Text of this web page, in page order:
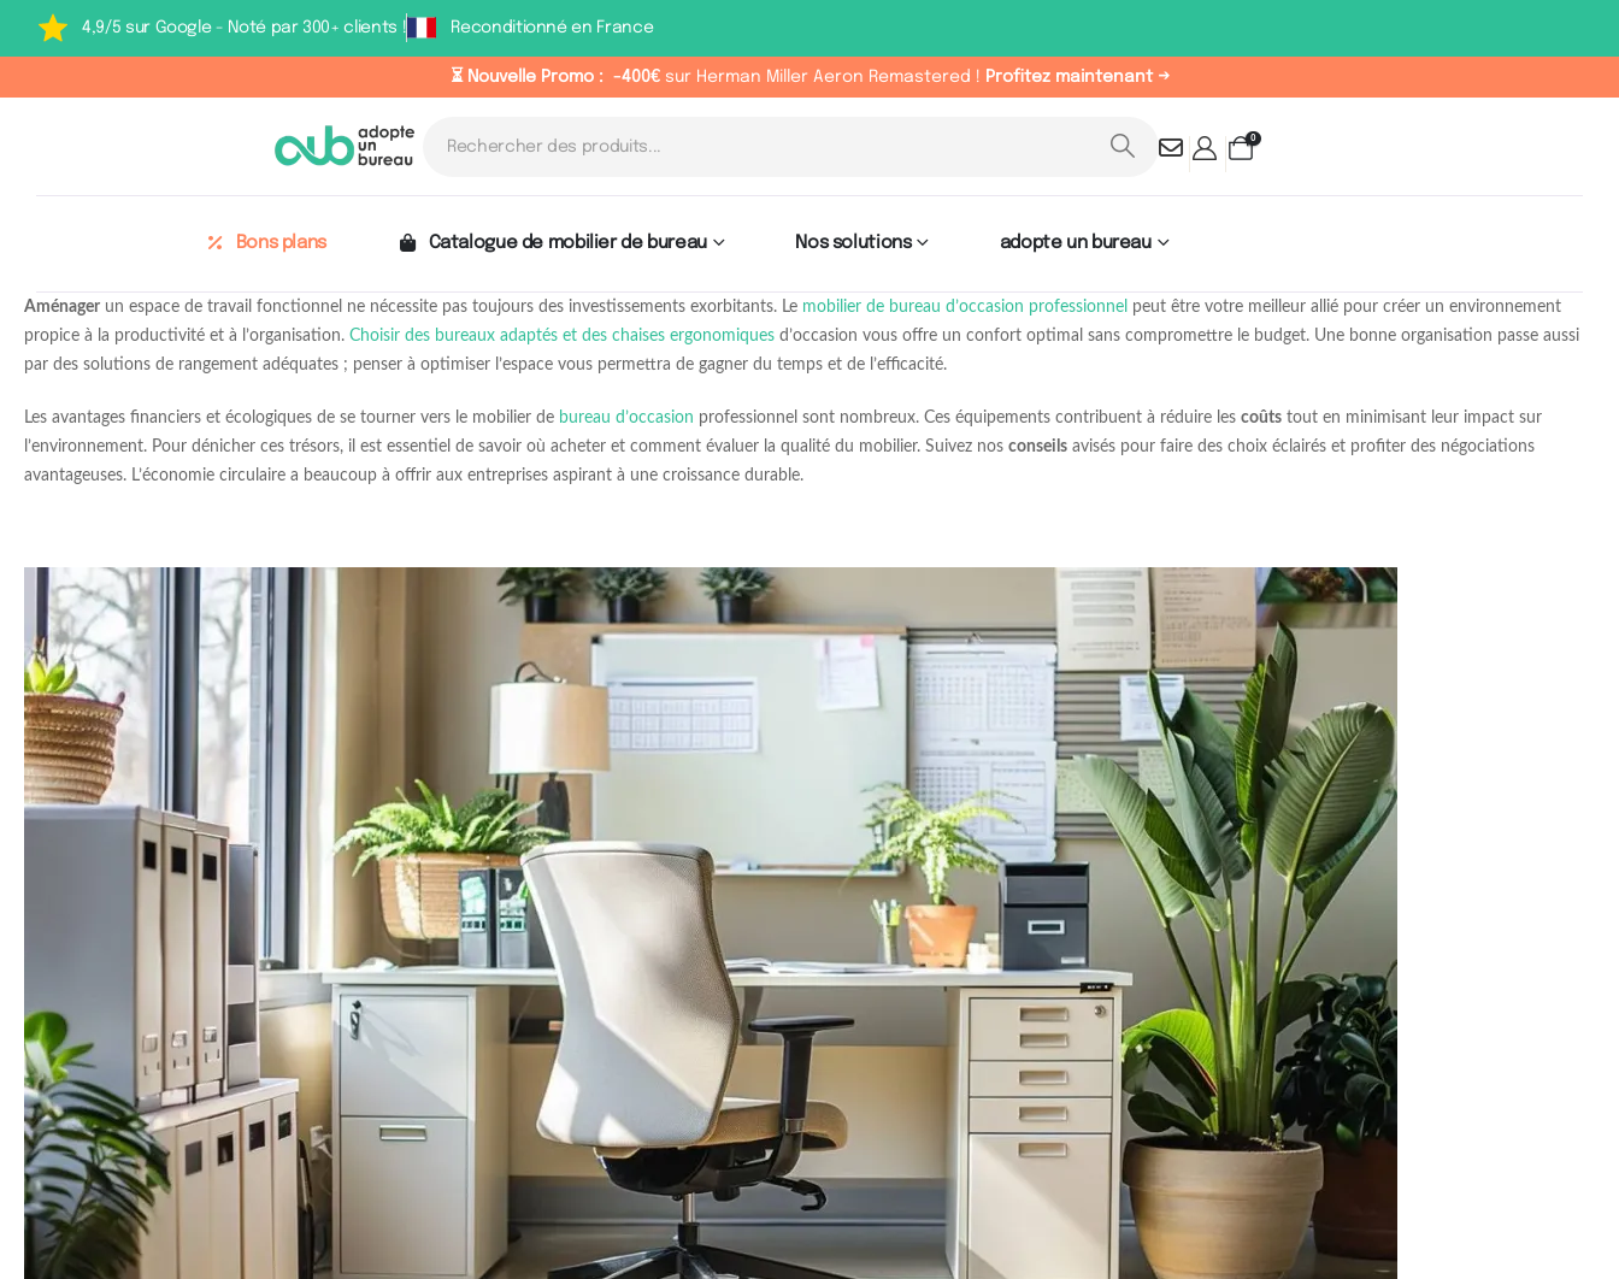
4,9/5 sur Google - Noté par 300+ clients ! Reconditionné en France
⏳ Nouvelle Promo : -400€sur Herman Miller Aeron Remastered ! Profitez maintenant →
0
Bons plans Catalogue de mobilier de bureau Nos solutions adopte un bureau
Aménager un espace de travail fonctionnel ne nécessite pas toujours des investissements exorbitants. Le mobilier de bureau d’occasion professionnel peut être votre meilleur allié pour créer un environnement
propice à la productivité et à l’organisation. Choisir des bureaux adaptés et des chaises ergonomiques d’occasion vous offre un confort optimal sans compromettre le budget. Une bonne organisation passe aussi
par des solutions de rangement adéquates ; penser à optimiser l’espace vous permettra de gagner du temps et de l’efficacité.
Les avantages financiers et écologiques de se tourner vers le mobilier de bureau d’occasion professionnel sont nombreux. Ces équipements contribuent à réduire les coûts tout en minimisant leur impact sur
l’environnement. Pour dénicher ces trésors, il est essentiel de savoir où acheter et comment évaluer la qualité du mobilier. Suivez nos conseils avisés pour faire des choix éclairés et profiter des négociations
avantageuses. L’économie circulaire a beaucoup à offrir aux entreprises aspirant à une croissance durable.